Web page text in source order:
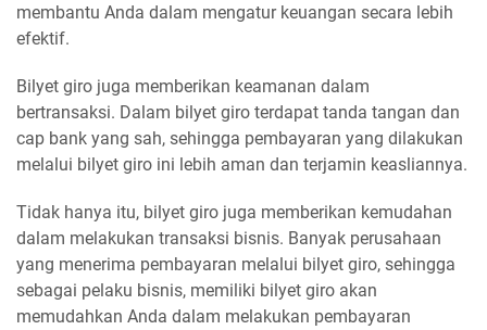
membantu Anda dalam mengatur keuangan secara lebih
efektif.
Bilyet giro juga memberikan keamanan dalam
bertransaksi. Dalam bilyet giro terdapat tanda tangan dan
cap bank yang sah, sehingga pembayaran yang dilakukan
melalui bilyet giro ini lebih aman dan terjamin keasliannya.
Tidak hanya itu, bilyet giro juga memberikan kemudahan
dalam melakukan transaksi bisnis. Banyak perusahaan
yang menerima pembayaran melalui bilyet giro, sehingga
sebagai pelaku bisnis, memiliki bilyet giro akan
memudahkan Anda dalam melakukan pembayaran